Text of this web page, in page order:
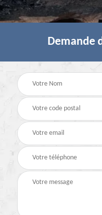
Demande